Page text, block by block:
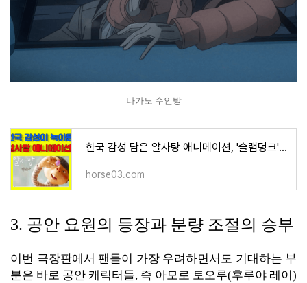
나가노 수인방
한국 감성 담은 알사탕 애니메이션, '슬램덩크'·'드래곤볼' 작가들이 선택한 이유
horse03.com
3. 공안 요원의 등장과 분량 조절의 승부
이번 극장판에서 팬들이 가장 우려하면서도 기대하는 부
분은 바로 공안 캐릭터들, 즉 아모로 토오루(후루야 레이)